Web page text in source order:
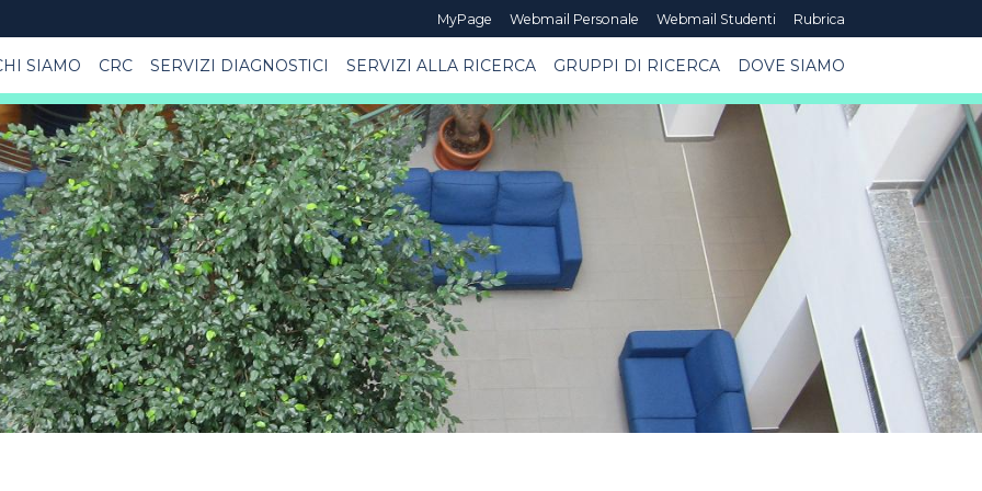
MyPage Webmail Personale Webmail Studenti
Rubrica
SIAMO CRC SERVIZI DIAGNOSTICI SERVIZI ALLA RICERCA GRUPPI DI RICERCA DOVE SIAMO